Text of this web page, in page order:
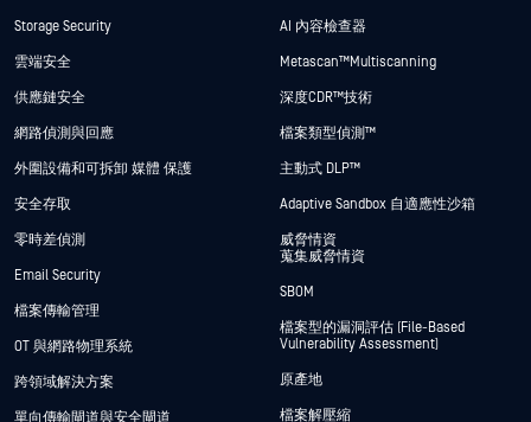
Storage Security
雲端安全
供應鏈安全
網路偵測與回應
外圍設備和可拆卸 媒體 保護
安全存取
零時差偵測
Email Security
檔案傳輸管理
OT 與網路物理系統
跨領域解決方案
單向傳輸閘道與安全閘道
AI 內容檢查器
Metascan™ Multiscanning
深度CDR™技術
檔案類型偵測™
主動式 DLP™
Adaptive Sandbox 自適應性沙箱
威脅情資
蒐集威脅情資
SBOM
檔案型的漏洞評估 (File-Based
Vulnerability Assessment)
原產地
檔案解壓縮